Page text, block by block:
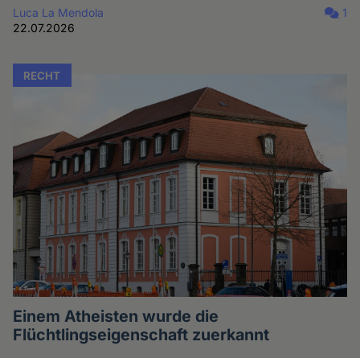
Luca La Mendola
22.07.2026
1
RECHT
Einem Atheisten wurde die
Flüchtlingseigenschaft zuerkannt